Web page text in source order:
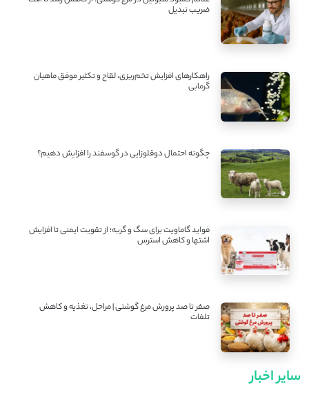
ضریب تبدیل
راهکارهای افزایش تخم‌ریزی، لقاح و تکثیر موفق ماهیان
گرمابی
چگونه احتمال دوقلوزایی در گوسفند را افزایش دهیم؟
فواید گاماویت برای سگ و گربه؛ از تقویت ایمنی تا افزایش
اشتها و کاهش استرس
صفر تا صد پرورش مرغ گوشتی | مراحل، تغذیه و کاهش
تلفات
سایر اخبار